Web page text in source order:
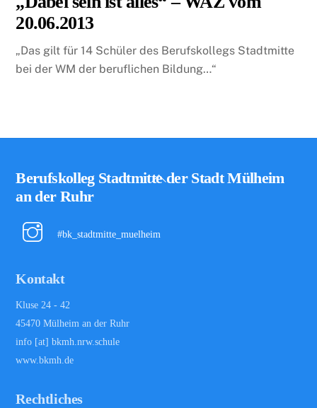
20.06.2013
„Das gilt für 14 Schüler des Berufskollegs Stadtmitte
bei der WM der beruflichen Bildung…“
Back
Berufskolleg Stadtmitte der Stadt Mülheim
an der Ruhr
#bk_stadtmitte_muelheim
Kontakt
Kluse 24 - 42
45470 Mülheim an der Ruhr
info [at] bkmh.nrw.schule
www.bkmh.de
Rechtliches